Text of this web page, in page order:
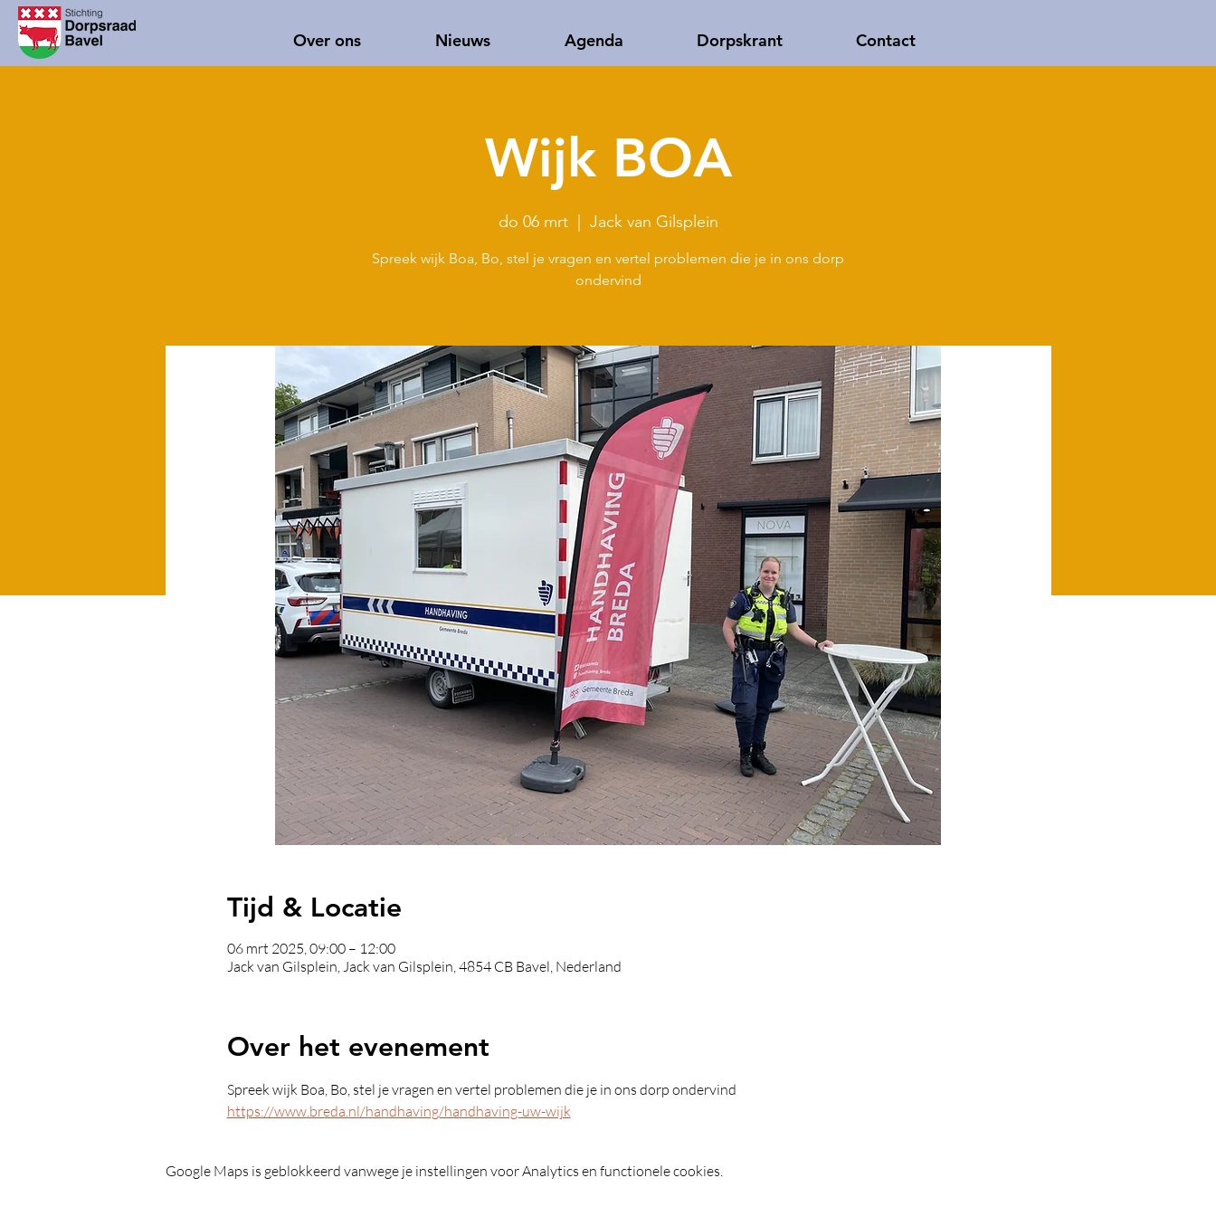
Over ons Nieuws Agenda Dorpskrant Contact
Wijk BOA
do 06 mrt
  |
Jack van Gilsplein
Spreek wijk Boa, Bo, stel je vragen en vertel problemen die je in ons dorp
ondervind
Tijd & Locatie
06 mrt 2025, 09:00 – 12:00
Jack van Gilsplein, Jack van Gilsplein, 4854 CB Bavel, Nederland
Over het evenement
Spreek wijk Boa, Bo, stel je vragen en vertel problemen die je in ons dorp ondervind
https://www.breda.nl/handhaving/handhaving-uw-wijk
Google Maps is geblokkeerd vanwege je instellingen voor Analytics en functionele cookies.